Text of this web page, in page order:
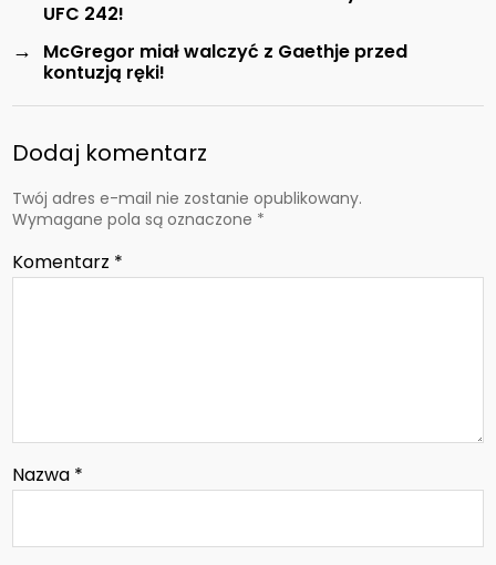
UFC 242!
→
McGregor miał walczyć z Gaethje przed
kontuzją ręki!
Dodaj komentarz
Twój adres e-mail nie zostanie opublikowany.
Wymagane pola są oznaczone *
Komentarz *
Nazwa *